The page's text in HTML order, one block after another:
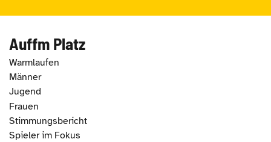
Auffm Platz
Warmlaufen
Männer
Jugend
Frauen
Stimmungsbericht
Spieler im Fokus